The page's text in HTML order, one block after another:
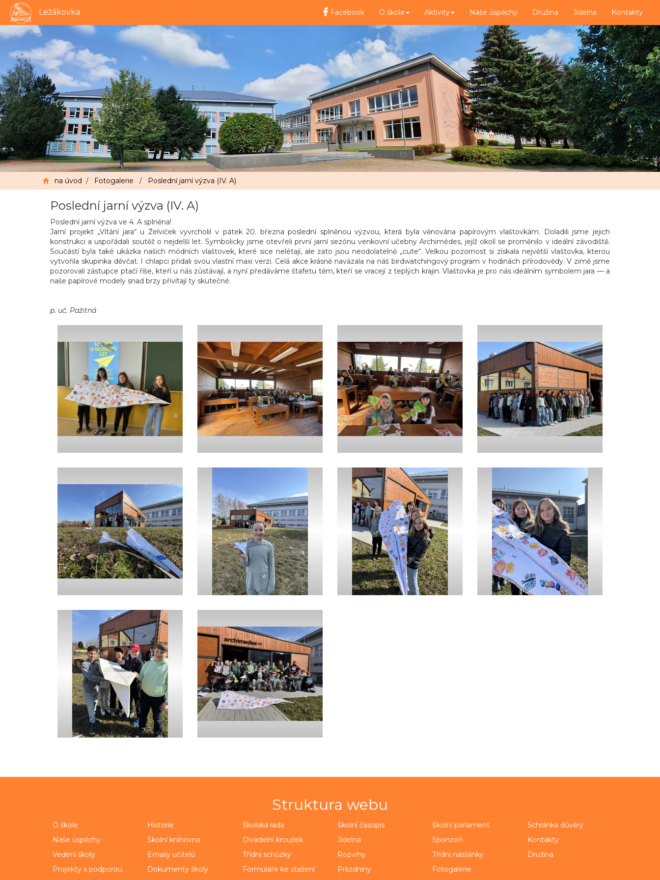
Ležákovka Facebook O škole Aktivity Naše úspěchy Družina Jídelna Kontakty
na úvod / Fotogalerie / Poslední jarní výzva (IV. A)
Poslední jarní výzva (IV. A)
Poslední jarní výzva ve 4. A splněna!
Jarní projekt „Vítání jara“ u Želviček vyvrcholil v pátek 20. března poslední splněnou výzvou, která byla věnována papírovým vlaštovkám. Doladili jsme jejich
konstrukci a uspořádali soutěž o nejdelší let. Symbolicky jsme otevřeli první jarní sezónu venkovní učebny Archimédes, jejíž okolí se proměnilo v ideální závodiště.
Součástí byla také ukázka našich módních vlaštovek, které sice nelétají, ale zato jsou neodolatelně „cute“. Velkou pozornost si získala největší vlaštovka, kterou
vytvořila skupinka děvčat. I chlapci přidali svou vlastní maxi verzi. Celá akce krásně navázala na náš birdwatchingový program v hodinách přírodovědy. V zimě jsme
pozorovali zástupce ptačí říše, kteří u nás zůstávají, a nyní předáváme štafetu těm, kteří se vracejí z teplých krajin. Vlaštovka je pro nás ideálním symbolem jara — a
naše papírové modely snad brzy přivítají ty skutečné.
p. uč. Pažitná
Struktura webu
O škole Historie Školská rada Školní časopis Školní parlament
Schránka důvěry
Naše úspěchy
Školní knihovna Divadelní kroužek Jídelna Sponzoři
Kontakty
Vedení školy
Emaily učitelů Třídní schůzky Rozvrhy Třídní nástěnky
Družina
Projekty s podporou
Dokumenty školy Formuláře ke stažení Prázdniny Fotogalerie